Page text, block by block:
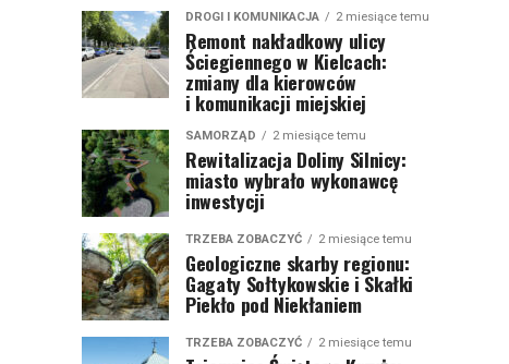
DROGI I KOMUNIKACJA 2 miesiące temu
Remont nakładkowy ulicy
Ściegiennego w Kielcach:
zmiany dla kierowców
i komunikacji miejskiej
SAMORZĄD 2 miesiące temu
Rewitalizacja Doliny Silnicy:
miasto wybrało wykonawcę
inwestycji
TRZEBA ZOBACZYĆ 2 miesiące temu
Geologiczne skarby regionu:
Gagaty Sołtykowskie i Skałki
Piekło pod Niekłaniem
TRZEBA ZOBACZYĆ 2 miesiące temu